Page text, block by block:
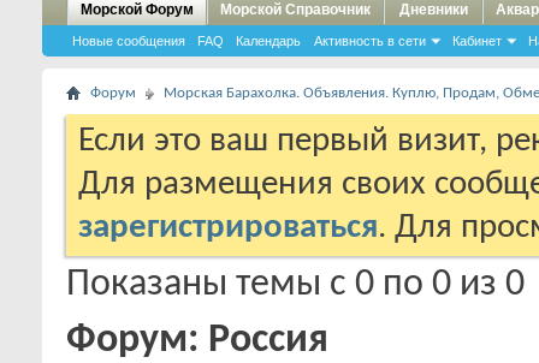
Морской Форум
Новые сообщения FAQ Календарь Активность в сети Кабинет
Морской Справочник Дневники
Форум Морская Барахолка. Объявления. Куплю, Продам,
Если это ваш первый визит,
Для размещения своих
зарегистрироваться. Для
Показаны темы с 0 по 0 из 0
Форум: Россия